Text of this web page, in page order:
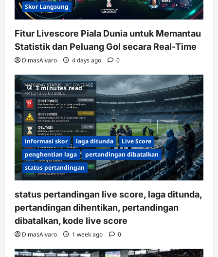
Skor Langsung
Fitur Livescore Piala Dunia untuk Memantau
Statistik dan Peluang Gol secara Real-Time
DimasAlvaro 4 days ago 0
3 minutes read
informasi skor laga ditunda
Live Score
penghentian laga
pertandingan dibatalkan
status pertandingan
status pertandingan live score, laga ditunda,
pertandingan dihentikan, pertandingan
dibatalkan, kode live score
DimasAlvaro 1 week ago 0